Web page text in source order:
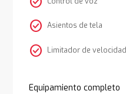
check_circle Asientos de tela
check_circle Limitador de velocidad
Equipamiento completo